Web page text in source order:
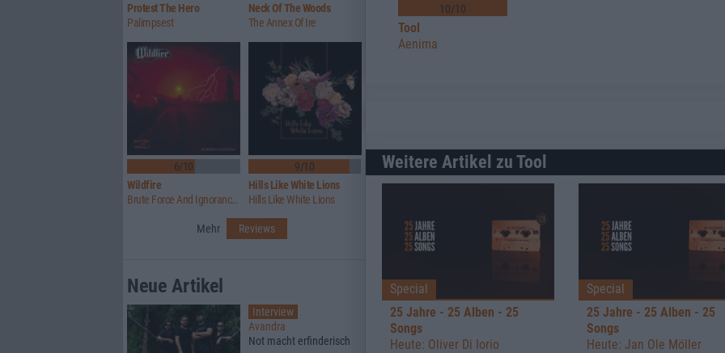
10/10
Tool
Aenima
Weitere Artikel zu Tool
Special
25 Jahre - 25 Alben - 25
Songs
Heute: Oliver Di Iorio
Special
25 Jahre - 25 Alben - 25
Songs
Heute: Jan Ole Möller
Protest The Hero
Palimpsest
Neck Of The Woods
The Annex Of Ire
6/10
Wildfire
Brute Force And Ignorance / Summer Lightning
9/10
Hills Like White Lions
Hills Like White Lions
Mehr Reviews
Neue Artikel
Interview
Avandra
Not macht erfinderisch